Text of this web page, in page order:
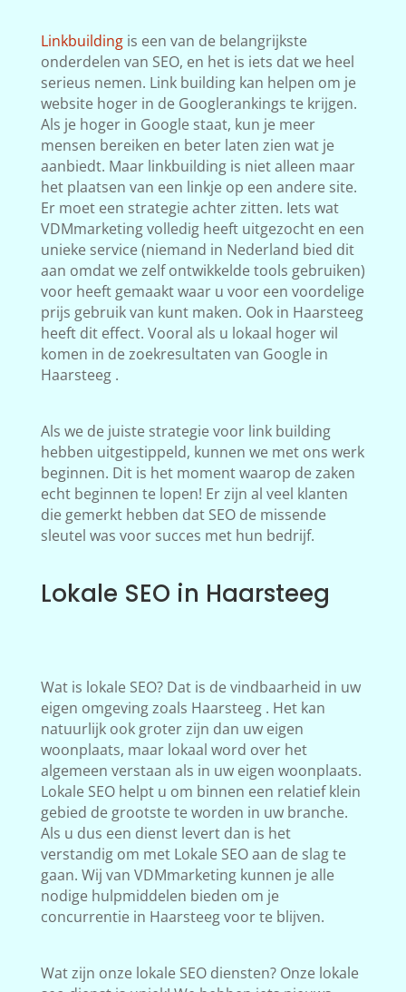
Linkbuildingis een van de belangrijkste
onderdelen van SEO, en het is iets dat we heel
serieus nemen. Link building kan helpen om je
website hoger in de Googlerankings te krijgen.
Als je hoger in Google staat, kun je meer
mensen bereiken en beter laten zien wat je
aanbiedt. Maar linkbuilding is niet alleen maar
het plaatsen van een linkje op een andere site.
Er moet een strategie achter zitten. Iets wat
VDMmarketing volledig heeft uitgezocht en een
unieke service (niemand in Nederland bied dit
aan omdat we zelf ontwikkelde tools gebruiken)
voor heeft gemaakt waar u voor een voordelige
prijs gebruik van kunt maken. Ook in Haarsteeg
heeft dit effect. Vooral als u lokaal hoger wil
komen in de zoekresultaten van Google in
Haarsteeg .
Als we de juiste strategie voor link building
hebben uitgestippeld, kunnen we met ons werk
beginnen. Dit is het moment waarop de zaken
echt beginnen te lopen! Er zijn al veel klanten
die gemerkt hebben dat SEO de missende
sleutel was voor succes met hun bedrijf.
Lokale SEO in Haarsteeg
Wat is lokale SEO? Dat is de vindbaarheid in uw
eigen omgeving zoals Haarsteeg . Het kan
natuurlijk ook groter zijn dan uw eigen
woonplaats, maar lokaal word over het
algemeen verstaan als in uw eigen woonplaats.
Lokale SEO helpt u om binnen een relatief klein
gebied de grootste te worden in uw branche.
Als u dus een dienst levert dan is het
verstandig om met Lokale SEO aan de slag te
gaan. Wij van VDMmarketing kunnen je alle
nodige hulpmiddelen bieden om je
concurrentie in Haarsteeg voor te blijven.
Wat zijn onze lokale SEO diensten? Onze lokale